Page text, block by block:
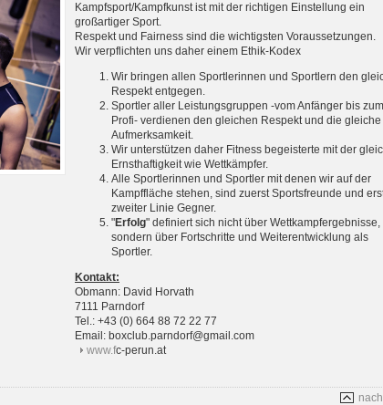
Kampfsport/Kampfkunst ist mit der richtigen Einstellung ein
großartiger Sport.
Respekt und Fairness sind die wichtigsten Voraussetzungen.
Wir verpflichten uns daher einem Ethik-Kodex
Wir bringen allen Sportlerinnen und Sportlern den
Respekt entgegen.
Sportler aller Leistungsgruppen -vom Anfänger bis zum
Profi- verdienen den gleichen Respekt und die gleiche
Aufmerksamkeit.
Wir unterstützen daher Fitness begeisterte mit der
Ernsthaftigkeit wie Wettkämpfer.
Alle Sportlerinnen und Sportler mit denen wir auf der
Kampffläche stehen, sind zuerst Sportsfreunde und
zweiter Linie Gegner.
"Erfolg" definiert sich nicht über Wettkampfergebnisse,
sondern über Fortschritte und Weiterentwicklung als
Sportler.
Kontakt:
Obmann: David Horvath
7111 Parndorf
Tel.: +43 (0) 664 88 72 22 77
Email: boxclub.parndorf@gmail.com
www.fc-perun.at